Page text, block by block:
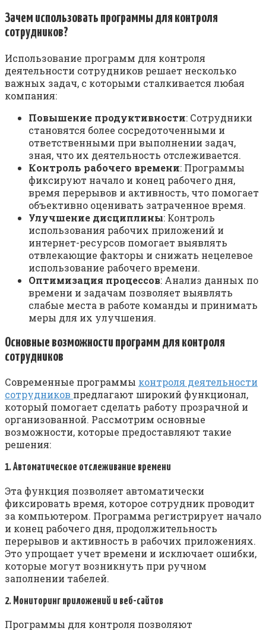
Зачем использовать программы для контроля
сотрудников?
Использование программ для контроля
деятельности сотрудников решает несколько
важных задач, с которыми сталкивается любая
компания:
Повышение продуктивности: Сотрудники
становятся более сосредоточенными и
ответственными при выполнении задач,
зная, что их деятельность отслеживается.
Контроль рабочего времени: Программы
фиксируют начало и конец рабочего дня,
время перерывов и активность, что помогает
объективно оценивать затраченное время.
Улучшение дисциплины: Контроль
использования рабочих приложений и
интернет-ресурсов помогает выявлять
отвлекающие факторы и снижать нецелевое
использование рабочего времени.
Оптимизация процессов: Анализ данных по
времени и задачам позволяет выявлять
слабые места в работе команды и принимать
меры для их улучшения.
Основные возможности программ для контроля
сотрудников
Современные программы контроля деятельности
сотрудников предлагают широкий функционал,
который помогает сделать работу прозрачной и
организованной. Рассмотрим основные
возможности, которые предоставляют такие
решения:
1. Автоматическое отслеживание времени
Эта функция позволяет автоматически
фиксировать время, которое сотрудник проводит
за компьютером. Программа регистрирует начало
и конец рабочего дня, продолжительность
перерывов и активность в рабочих приложениях.
Это упрощает учет времени и исключает ошибки,
которые могут возникнуть при ручном
заполнении табелей.
2. Мониторинг приложений и веб-сайтов
Программы для контроля позволяют